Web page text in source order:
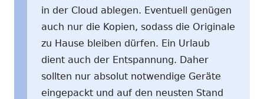
in der Cloud ablegen. Eventuell genügen
auch nur die Kopien, sodass die Originale
zu Hause bleiben dürfen. Ein Urlaub
dient auch der Entspannung. Daher
sollten nur absolut notwendige Geräte
eingepackt und auf den neusten Stand